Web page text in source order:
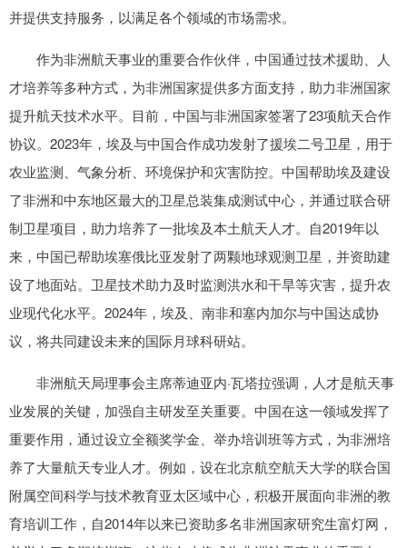
并提供支持服务，以满足各个领域的市场需求。
作为非洲航天事业的重要合作伙伴，中国通过技术援助、人
才培养等多种方式，为非洲国家提供多方面支持，助力非洲国家
提升航天技术水平。目前，中国与非洲国家签署了23项航天合作
协议。2023年，埃及与中国合作成功发射了援埃二号卫星，用于
农业监测、气象分析、环境保护和灾害防控。中国帮助埃及建设
了非洲和中东地区最大的卫星总装集成测试中心，并通过联合研
制卫星项目，助力培养了一批埃及本土航天人才。自2019年以
来，中国已帮助埃塞俄比亚发射了两颗地球观测卫星，并资助建
设了地面站。卫星技术助力及时监测洪水和干旱等灾害，提升农
业现代化水平。2024年，埃及、南非和塞内加尔与中国达成协
议，将共同建设未来的国际月球科研站。
非洲航天局理事会主席蒂迪亚内·瓦塔拉强调，人才是航天事
业发展的关键，加强自主研发至关重要。中国在这一领域发挥了
重要作用，通过设立全额奖学金、举办培训班等方式，为非洲培
养了大量航天专业人才。例如，设在北京航空航天大学的联合国
附属空间科学与技术教育亚太区域中心，积极开展面向非洲的教
育培训工作，自2014年以来已资助多名非洲国家研究生富灯网，